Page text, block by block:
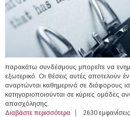
παρακάτω συνδέσμους μπορείτε να
εξωτερικό. Οι θέσεις αυτές αποτελούν
αναρτώνται καθημερινά σε διάφορους
κατηγοριοποιούνται σε κύριες ομάδες
απασχόλησης.
Διαβάστε περισσότερα για 43 Υποτροφίες
2630 εμφανίσεις